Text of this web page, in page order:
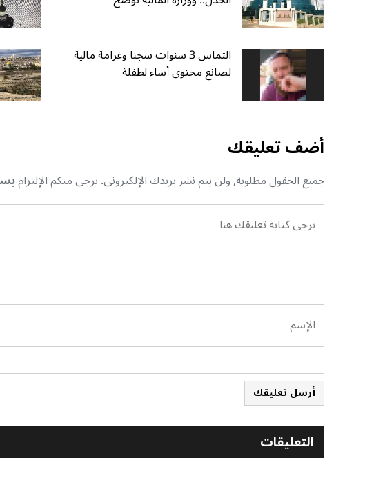
التماس 3 سنوات سجنا وغرامة مالية
لصانع محتوى أساء لطفلة
أضف تعليقك
جميع الحقول مطلوبة, ولن يتم نشر بريدك الإلكتروني. يرجى منكم الإلتزام
أرسل تعليقك
التعليقات